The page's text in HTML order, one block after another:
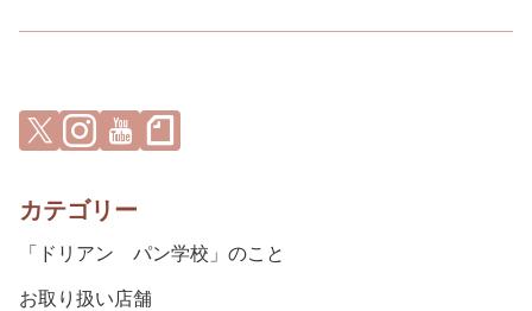
カテゴリー
「ドリアン パン学校」のこと
お取り扱い店舗